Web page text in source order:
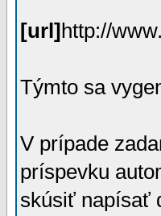
[url] http://
Týmto sa
V prípade
príspevku
skúsiť napísať